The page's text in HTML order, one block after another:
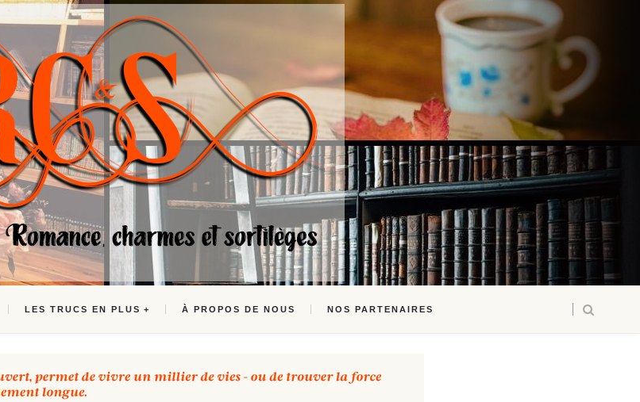
LES TRUCS EN PLUS À PROPOS DE NOUS NOS PARTENAIRES